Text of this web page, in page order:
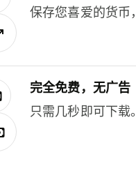
保存您喜爱的货币
完全免费，无广告
只需几秒即可下载